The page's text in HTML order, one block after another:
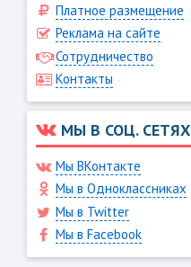
Платное размещение
Реклама на сайте
Сотрудничество
Контакты
МЫ В СОЦ. СЕТЯХ
Мы ВКонтакте
Мы в Одноклассниках
Мы в Twitter
Мы в Facebook